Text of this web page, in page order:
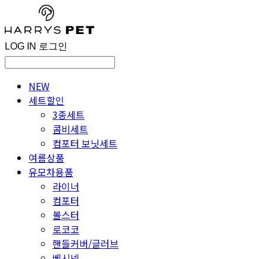
LOG IN 로그인
NEW
세트할인
3종세트
콤비세트
컴포터 보닛세트
여름상품
유모차용품
라이너
컴포터
볼스터
로코코
핸들커버/글러브